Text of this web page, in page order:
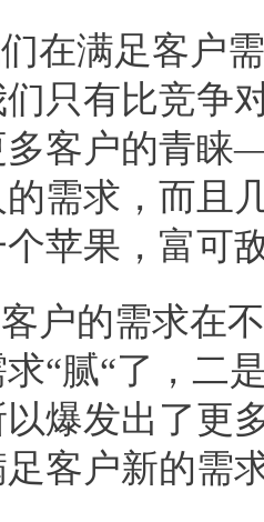
在满足客户
们只有比竞争
多客户的青
的需求，而且
个苹果，富可
户的需求在
“腻“了，二
爆发出了更
客户新的需